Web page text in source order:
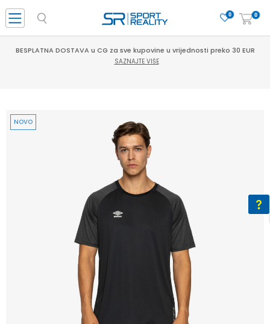
0
0
BESPLATNA DOSTAVA u CG za sve kupovine u vrijednosti preko 30 EUR
SAZNAJTE VIŠE
NOVO